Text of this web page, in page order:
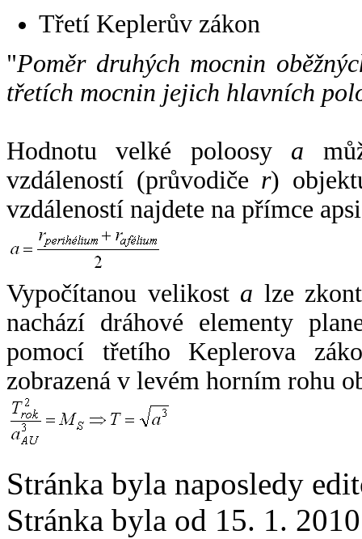
Třetí Keplerův zákon
"Poměr druhých mocnin
třetích mocnin jejich hlavních
Hodnotu velké poloosy a
vzdáleností (průvodiče r)
vzdáleností najdete na přímce
Vypočítanou velikost a lze
nachází dráhové elementy
pomocí třetího Keplerova
zobrazená v levém horním rohu
Stránka byla naposledy
Stránka byla od 15. 1.